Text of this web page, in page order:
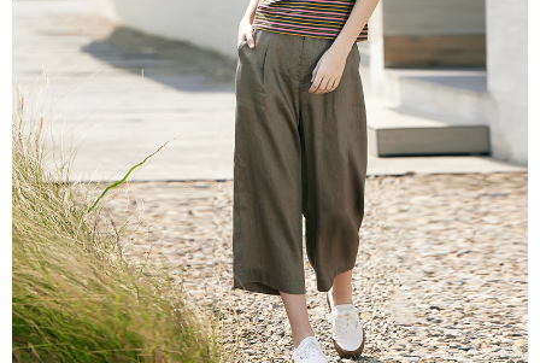
納金が加算されます。未成年の利用者は、事前に法定代理人または後見人
の同意を得ればAFTEEをご利用いただけます。
個人情報の処理、利用について疑問がある、または関連する法律の権利を
行使したい場合は、ネットプロテクションズcs_tw@netprotections.co.jp
にご連絡ください。上記に示した個人情報を、必要な購入注文書とあわせ
てAFTEEにご提供いただく、またはAFTEEにあなたの個人情報の収集、処
理、利用を許可することににご同意いただけない場合は、当サービスを選
択しないでください。